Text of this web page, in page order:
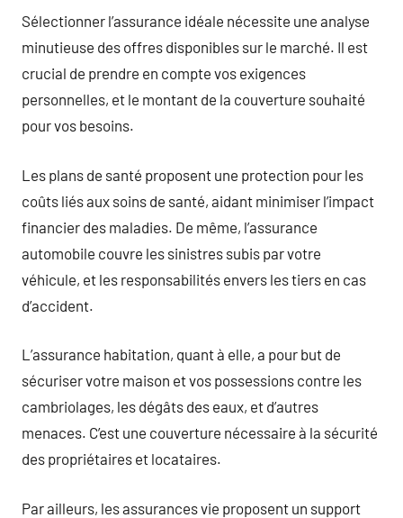
Sélectionner l’assurance idéale nécessite une analyse
minutieuse des offres disponibles sur le marché. Il est
crucial de prendre en compte vos exigences
personnelles, et le montant de la couverture souhaité
pour vos besoins.
Les plans de santé proposent une protection pour les
coûts liés aux soins de santé, aidant minimiser l’impact
financier des maladies. De même, l’assurance
automobile couvre les sinistres subis par votre
véhicule, et les responsabilités envers les tiers en cas
d’accident.
L’assurance habitation, quant à elle, a pour but de
sécuriser votre maison et vos possessions contre les
cambriolages, les dégâts des eaux, et d’autres
menaces. C’est une couverture nécessaire à la sécurité
des propriétaires et locataires.
Par ailleurs, les assurances vie proposent un support